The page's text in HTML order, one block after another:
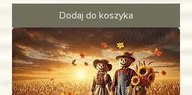
Dodaj do koszyka